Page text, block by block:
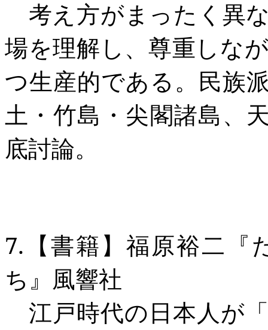
考え方がまったく異
場を理解し、尊重しな
つ生産的である。民族
土・竹島・尖閣諸島、
底討論。
7. 【書籍】福原裕二
ち』風響社
江戸時代の日本人が